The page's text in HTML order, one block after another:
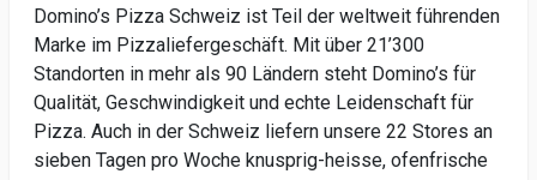
Domino’s Pizza Schweiz ist Teil der weltweit führenden
Marke im Pizzaliefergeschäft. Mit über 21’300
Standorten in mehr als 90 Ländern steht Domino’s für
Qualität, Geschwindigkeit und echte Leidenschaft für
Pizza. Auch in der Schweiz liefern unsere 22 Stores an
sieben Tagen pro Woche knusprig-heisse, ofenfrische